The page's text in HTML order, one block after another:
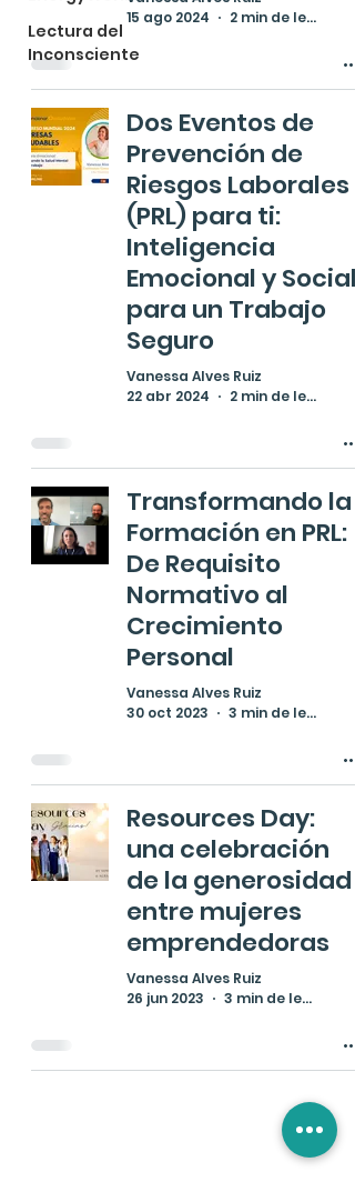
Lectura del
Inconsciente
15 ago 2024
2 min de lectura
Dos Eventos de
Prevención de
Riesgos Laborales
(PRL) para ti:
Inteligencia
Emocional y Social
para un Trabajo
Seguro
Vanessa Alves Ruiz
22 abr 2024
2 min de lectura
Transformando la
Formación en PRL:
De Requisito
Normativo al
Crecimiento
Personal
Vanessa Alves Ruiz
30 oct 2023
3 min de lectura
Resources Day:
una celebración
de la generosidad
entre mujeres
emprendedoras
Vanessa Alves Ruiz
26 jun 2023
3 min de lectura